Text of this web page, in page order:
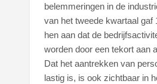
belemmeringen in de
van het tweede kwartaal gaf
hen aan dat de
worden door een tekort aan
Dat het aantrekken van
lastig is, is ook zichtbaar in